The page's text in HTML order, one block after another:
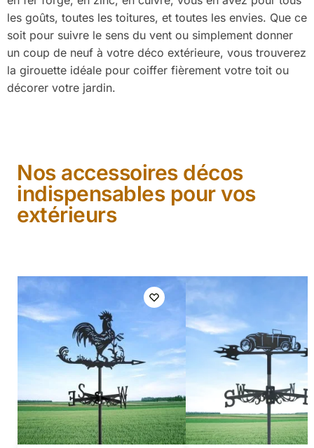
les goûts, toutes les toitures, et toutes les envies. Que ce
soit pour suivre le sens du vent ou simplement donner
un coup de neuf à votre déco extérieure, vous trouverez
la girouette idéale pour coiffer fièrement votre toit ou
décorer votre jardin.
Nos accessoires décos
indispensables pour vos
extérieurs